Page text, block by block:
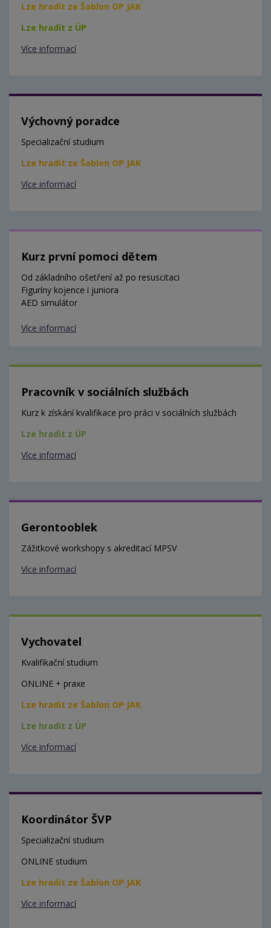
Lze hradit ze Šablon OP JAK
Lze hradit z ÚP
Více informací
Výchovný poradce
Specializační studium
Lze hradit ze Šablon OP JAK
Více informací
Kurz první pomoci dětem
Od základního ošetření až po resuscitaci
Figuríny kojence i juniora
AED simulátor
Více informací
Pracovník v sociálních službách
Kurz k získání kvalifikace pro práci v sociálních službách
Lze hradit z ÚP
Více informací
Gerontooblek
Zážitkové workshopy s akreditací MPSV
Více informací
Vychovatel
Kvalifikační studium
ONLINE + praxe
Lze hradit ze Šablon OP JAK
Lze hradit z ÚP
Více informací
Koordinátor ŠVP
Specializační studium
ONLINE studium
Lze hradit ze Šablon OP JAK
Více informací